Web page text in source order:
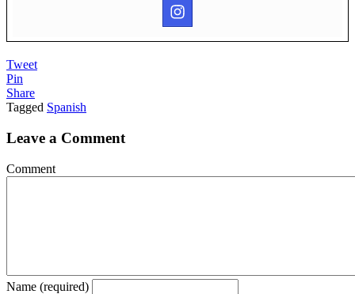
Tweet
Pin
Share
Tagged Spanish
Leave a Comment
Comment
Name (required)